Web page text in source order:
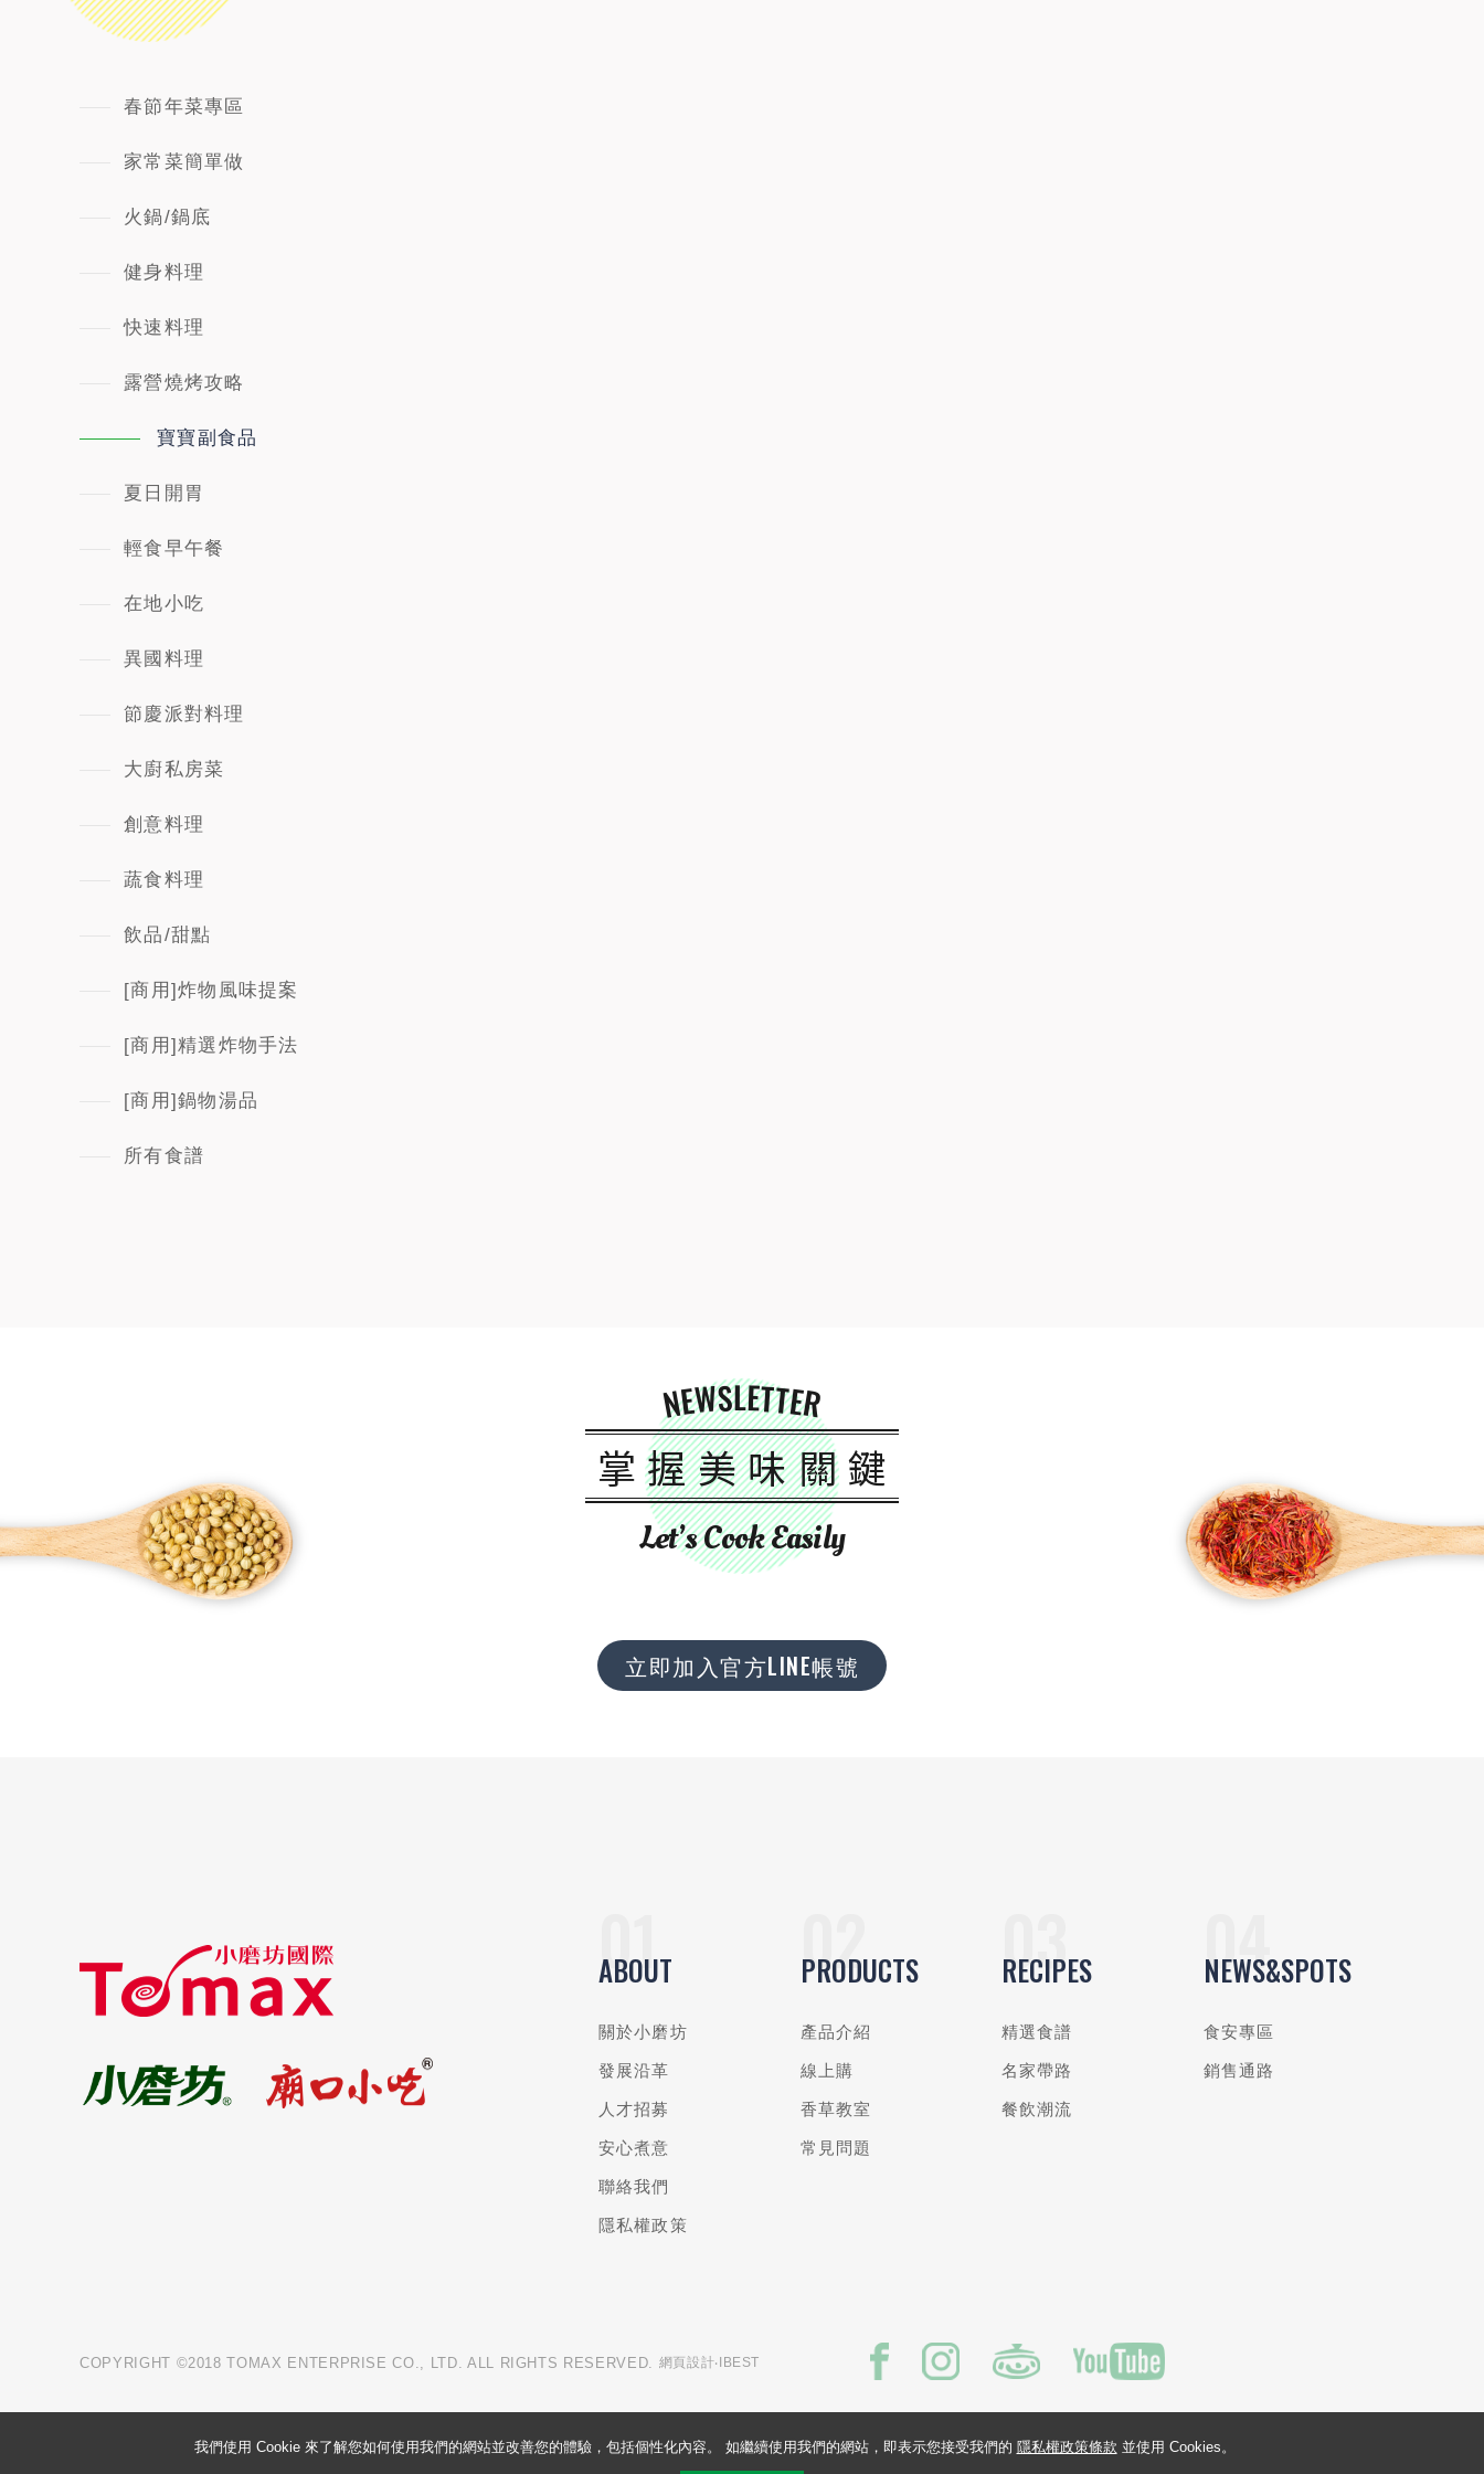
春節年菜專區
家常菜簡單做
火鍋/鍋底
健身料理
快速料理
露營燒烤攻略
寶寶副食品
夏日開胃
輕食早午餐
在地小吃
異國料理
節慶派對料理
大廚私房菜
創意料理
蔬食料理
飲品/甜點
[商用]炸物風味提案
[商用]精選炸物手法
[商用]鍋物湯品
所有食譜
NEWSLETTER
掌握美味關鍵
Let’s Cook Easily
立即加入官方LINE帳號
ABOUT
關於小磨坊
發展沿革
人才招募
安心煮意
聯絡我們
隱私權政策
PRODUCTS
產品介紹
線上購
香草教室
常見問題
RECIPES
精選食譜
名家帶路
餐飲潮流
NEWS&SPOTS
食安專區
銷售通路
COPYRIGHT ©2018 TOMAX ENTERPRISE CO., LTD. ALL RIGHTS RESERVED. 網頁設計‧IBEST
我們使用 Cookie 來了解您如何使用我們的網站並改善您的體驗，包括個性化內容。 如繼續使用我們的網站，即表示您接受我們的 隱私權政策條款 並使用 Cookies。